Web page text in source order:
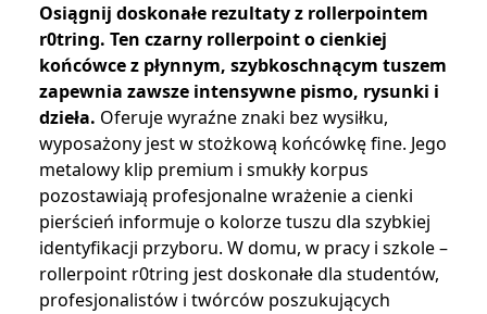
Osiągnij doskonałe rezultaty z rollerpointem
r0tring. Ten czarny rollerpoint o cienkiej
końcówce z płynnym, szybkoschnącym tuszem
zapewnia zawsze intensywne pismo, rysunki i
dzieła. Oferuje wyraźne znaki bez wysiłku,
wyposażony jest w stożkową końcówkę fine. Jego
metalowy klip premium i smukły korpus
pozostawiają profesjonalne wrażenie a cienki
pierścień informuje o kolorze tuszu dla szybkiej
identyfikacji przyboru. W domu, w pracy i szkole –
rollerpoint r0tring jest doskonałe dla studentów,
profesjonalistów i twórców poszukujących